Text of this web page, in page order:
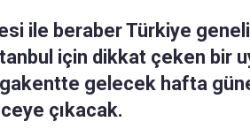
ile beraber Türkiye
için dikkat çeken bir
gelecek hafta
çıkacak.